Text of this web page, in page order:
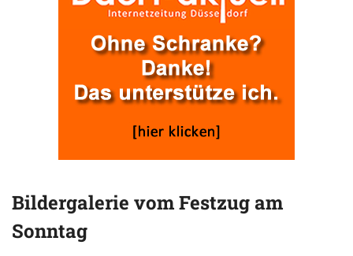
Bildergalerie vom Festzug am
Sonntag